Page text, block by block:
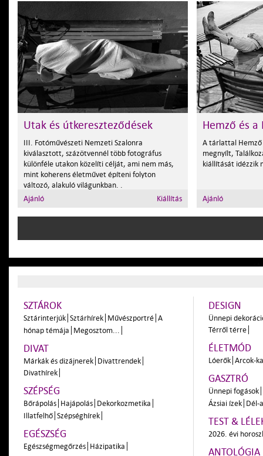
Utak és útkereszteződések
III. Fotóművészeti Nemzeti Szalonra
kiválasztott, százötvennél több fotográfus
különféle utakon közelíti célját, ami nem más,
mint koherens életművet építeni folyton
változó, alakuló világunkban. .
Ajánló
Kiállítás
Hemző és
A tárlattal Hemző
megnyílt,
kiállítását idézzik
Ajánló
SZTÁROK
Sztárinterjúk Sztárhírek Művészportré A
hónap témája Megosztom...
DIVAT
Márkák és dizájnerek Divattrendek
Divathírek
SZÉPSÉG
Bőrápolás Hajápolás Dekorkozmetika
Illatfelhő Szépséghírek
EGÉSZSÉG
Egészségmegőrzés Házipatika
DESIGN
Ünnepi
Térről térre
ÉLETMÓD
Lóerők Arcok-
GASZTRÓ
Ünnepi fogások
Ázsiai ízek Dél-
TEST &
2026. évi
ANTOLÓGIA